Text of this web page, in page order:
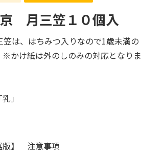
月三笠１０個入
、はちみつ入りなので1歳未満の
かけ紙は外のしのみの対応となりま
乳」
版】 注意事項